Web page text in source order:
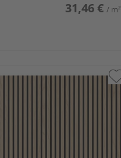
31,46 € / m²